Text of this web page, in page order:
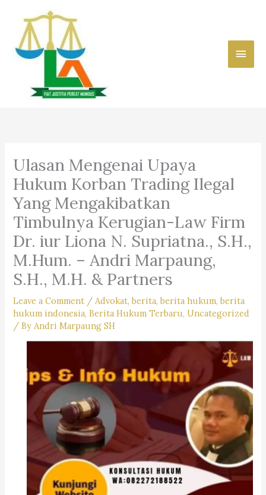
content
Main
Ulasan Mengenai Upaya
Hukum Korban Trading Ilegal
Yang Mengakibatkan
Timbulnya Kerugian-Law Firm
Dr. iur Liona N. Supriatna., S.H.,
M.Hum. – Andri Marpaung,
S.H., M.H. & Partners
Leave a Comment /Advokat,berita,berita hukum,berita
hukum indonesia,Berita Hukum Terbaru,Uncategorized
/ ByAndri Marpaung SH